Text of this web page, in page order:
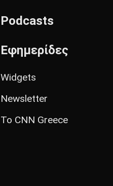
Podcasts
Εφημερίδες
Widgets
Newsletter
Το CNN Greece